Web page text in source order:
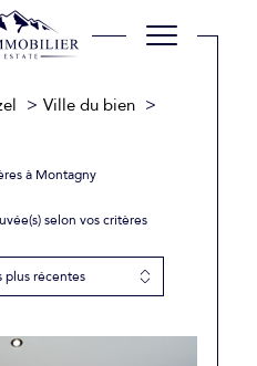
Ville du bien
à Montagny
selon vos critères
plus récentes